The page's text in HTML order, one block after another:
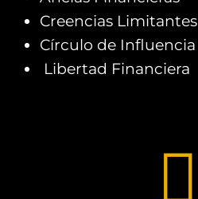
Creencias Limitantes
Círculo de Influencia
Libertad Financiera